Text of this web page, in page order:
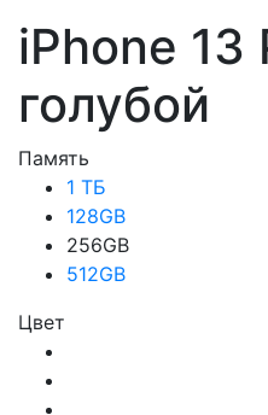
iPhone 13
голубой
Память
1 ТБ
128GB
256GB
512GB
Цвет